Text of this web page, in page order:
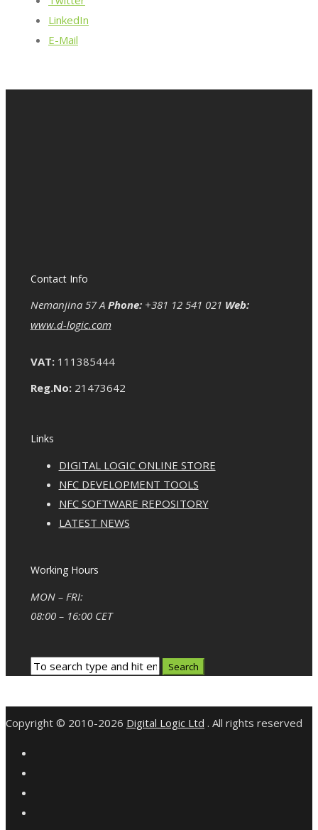
LinkedIn
E-Mail
Contact Info
Nemanjina 57 A Phone:+381 12 541 021 Web:
www.d-logic.com
VAT:111385444
Reg.No:21473642
Links
DIGITAL LOGIC ONLINE STORE
NFC DEVELOPMENT TOOLS
NFC SOFTWARE REPOSITORY
LATEST NEWS
Working Hours
MON – FRI:
08:00 – 16:00 CET
Copyright © 2010-2026 Digital Logic Ltd . All rights reserved